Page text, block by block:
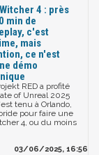
4 : près
min de
c'est
mais
ce n'est
démo
RED a profité
of Unreal 2025
tenu à Orlando,
pour faire une
4, ou du moins
03/06/2025, 16:56